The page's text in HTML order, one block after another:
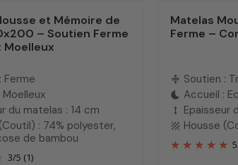
et Mémoire de
– Soutien Ferme
Ferme
du matelas : 14 cm
: 74% polyester,
de bambou
3/5 (1)
Matelas
Ferme –
compress Soutien :
bedtime Accueil :
height Epaisseur
texture Housse
5